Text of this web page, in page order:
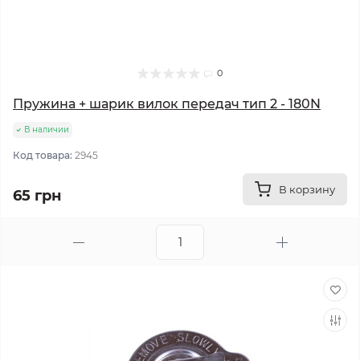
0
Пружина + шарик вилок передач тип 2 - 180N
В наличии
Код товара: 2945
65 грн В корзину